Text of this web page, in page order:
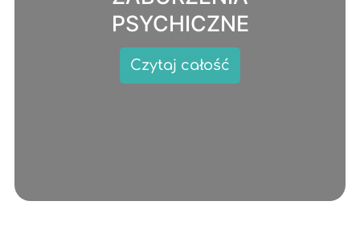
PSYCHICZNE
Czytaj całość